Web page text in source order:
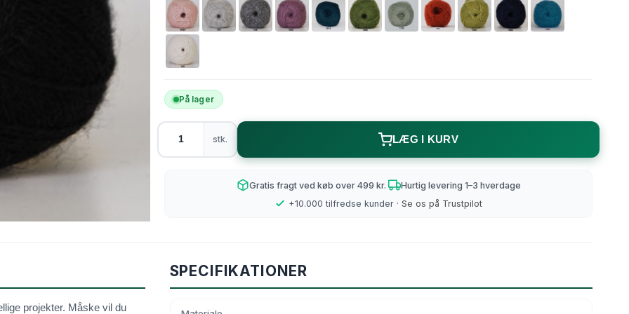
HAND-DYED
Polyester
Tweed it
Glamour
- Deco tweed
Uld/Bambus/Nylon Uld/Bomuld
All Seasons
Organic 350
Kvinder med former Opskrifter Tilbehør Strikke/hæklebøger m.m
På lager
stk. LÆG I KURV
Gratis fragt ved køb over 499 kr.·
Hurtig levering 1–3 hverdage
+10.000 tilfredse kunder · Se os på Trustpilot
projekter. Måske vil du
SPECIFIKATIONER